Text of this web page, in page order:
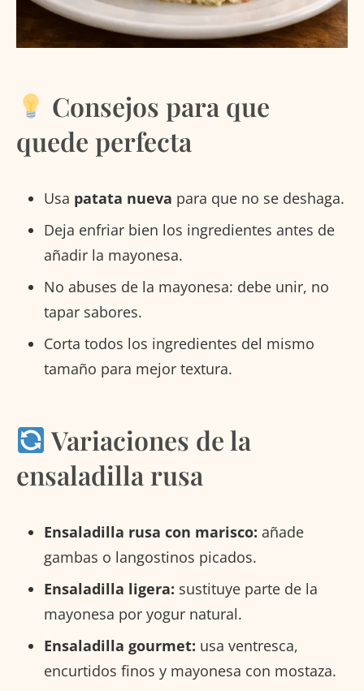
Consejos para que
quede perfecta
Usa patata nueva para que no se deshaga.
Deja enfriar bien los ingredientes antes de
añadir la mayonesa.
No abuses de la mayonesa: debe unir, no
tapar sabores.
Corta todos los ingredientes del mismo
tamaño para mejor textura.
Variaciones de la
ensaladilla rusa
Ensaladilla rusa con marisco: añade
gambas o langostinos picados.
Ensaladilla ligera: sustituye parte de la
mayonesa por yogur natural.
Ensaladilla gourmet: usa ventresca,
encurtidos finos y mayonesa con mostaza.